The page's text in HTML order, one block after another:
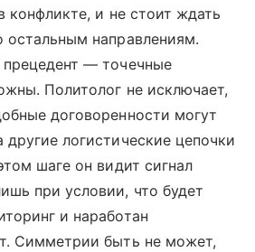
конфликте, и не стоит ждать
остальным направлениям.
— точечные
Политолог не исключает,
договоренности могут
другие логистические цепочки
шаге он видит сигнал
при условии, что будет
и наработан
Симметрии быть не может,